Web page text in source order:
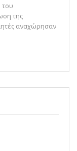
της
αναχώρησαν